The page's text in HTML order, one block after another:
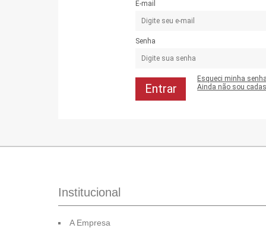
E-mail
Senha
Esqueci minha
Ainda não sou
Institucional
A Empresa